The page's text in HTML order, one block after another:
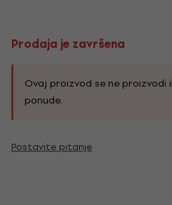
Prodaja je završena
Ovaj proizvod se ne proizvodi
ponude.
Postavite pitanje